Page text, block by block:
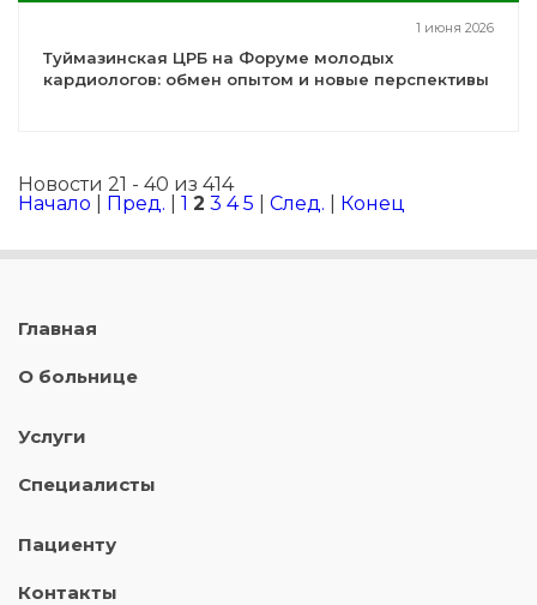
1 июня 2026
Туймазинская ЦРБ на Форуме молодых
кардиологов: обмен опытом и новые перспективы
Новости 21 - 40 из 414
Начало
Пред. 1 2 3 4 5 След. Конец
Главная
О больнице
Услуги
Специалисты
Пациенту
Контакты